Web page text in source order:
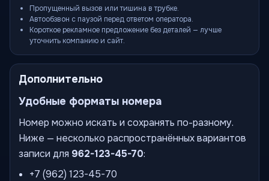
Пропущенный вызов или тишина в трубке.
Автообзвон с паузой перед ответом оператора.
Короткое рекламное предложение без деталей — лучше
уточнить компанию и сайт.
Дополнительно
Удобные форматы номера
Номер можно искать и сохранять по-разному.
Ниже — несколько распространённых вариантов
записи для 962-123-45-70:
+7 (962) 123-45-70